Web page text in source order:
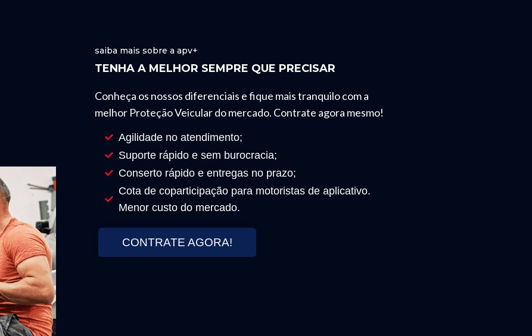
saiba mais sobre a apv+
TENHA A MELHOR SEMPRE QUE PRECISAR
Conheça os nossos diferenciais e fique mais tranquilo com a
melhor Proteção Veicular do mercado. Contrate agora mesmo!
Agilidade no atendimento;
Suporte rápido e sem burocracia;
Conserto rápido e entregas no prazo;
Cota de coparticipação para motoristas de aplicativo.
Menor custo do mercado.
CONTRATE AGORA!